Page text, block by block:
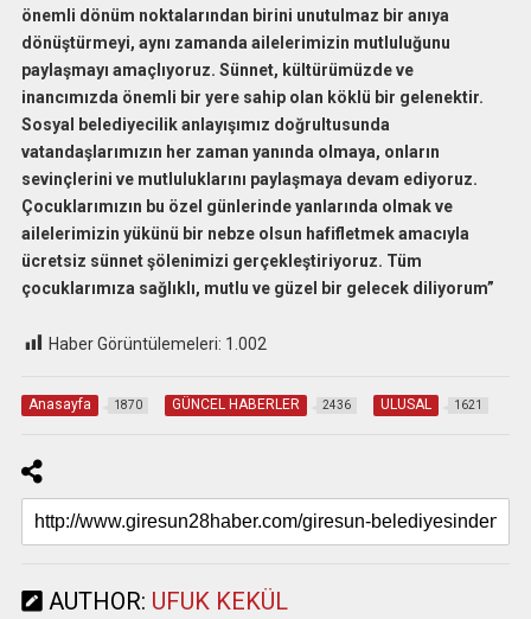
önemli dönüm noktalarından birini unutulmaz bir anıya
dönüştürmeyi, aynı zamanda ailelerimizin mutluluğunu
paylaşmayı amaçlıyoruz. Sünnet, kültürümüzde ve
inancımızda önemli bir yere sahip olan köklü bir gelenektir.
Sosyal belediyecilik anlayışımız doğrultusunda
vatandaşlarımızın her zaman yanında olmaya, onların
sevinçlerini ve mutluluklarını paylaşmaya devam ediyoruz.
Çocuklarımızın bu özel günlerinde yanlarında olmak ve
ailelerimizin yükünü bir nebze olsun hafifletmek amacıyla
ücretsiz sünnet şölenimizi gerçekleştiriyoruz. Tüm
çocuklarımıza sağlıklı, mutlu ve güzel bir gelecek diliyorum”
Haber Görüntülemeleri: 1.002
Anasayfa 1870 GÜNCEL HABERLER 2436 ULUSAL 1621
AUTHOR: UFUK KEKÜL